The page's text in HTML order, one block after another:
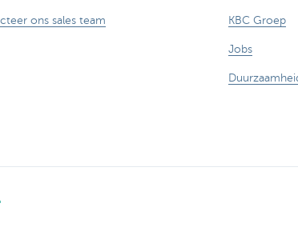
ons sales team KBC Groep
Jobs